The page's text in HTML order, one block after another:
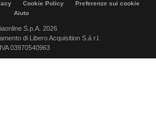
Cookie Policy
Preferenze sui cookie
Aiuto
S.p.A. 2026
di Libero Acquisition S.á r.l.
03970540963